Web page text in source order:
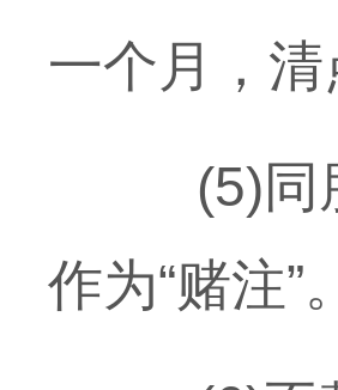
一个月，
(5)同朋
作为“赌注”。